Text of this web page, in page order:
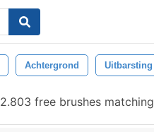
Achtergrond Uitbarsting
2.803 free brushes matching